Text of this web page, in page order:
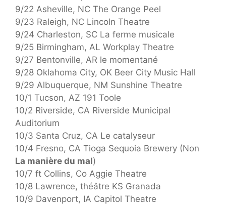
9/22 Asheville, NC The Orange Peel
9/23 Raleigh, NC Lincoln Theatre
9/24 Charleston, SC La ferme musicale
9/25 Birmingham, AL Workplay Theatre
9/27 Bentonville, AR le momentané
9/28 Oklahoma City, OK Beer City Music Hall
9/29 Albuquerque, NM Sunshine Theatre
10/1 Tucson, AZ 191 Toole
10/2 Riverside, CA Riverside Municipal
Auditorium
10/3 Santa Cruz, CA Le catalyseur
10/4 Fresno, CA Tioga Sequoia Brewery (Non
La manière du mal)
10/7 ft Collins, Co Aggie Theatre
10/8 Lawrence, théâtre KS Granada
10/9 Davenport, IA Capitol Theatre